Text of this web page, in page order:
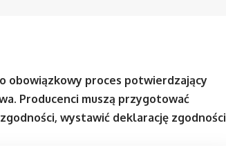
obowiązkowy proces potwierdzający
Producenci muszą przygotować
wystawić deklarację zgodności